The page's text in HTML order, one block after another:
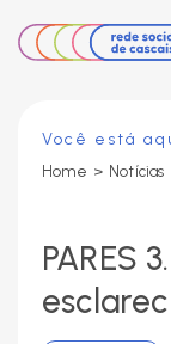
Você está
Home > Notícias
PARES